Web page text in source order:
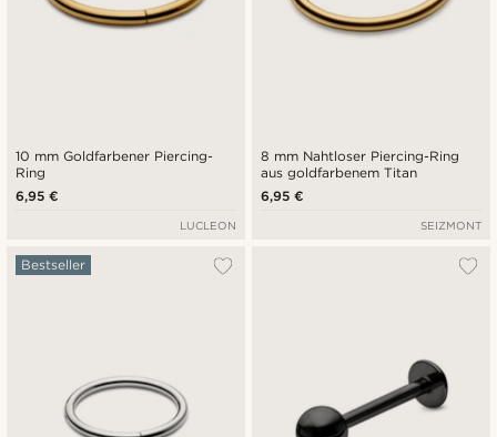
10 mm Goldfarbener Piercing-
Ring
6,95 €
LUCLEON
8 mm Nahtloser Piercing-Ring
aus goldfarbenem Titan
6,95 €
SEIZMONT
Bestseller